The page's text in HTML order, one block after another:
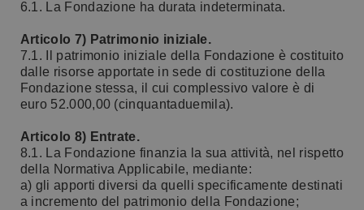
6.1. La Fondazione ha durata indeterminata.
Articolo 7) Patrimonio iniziale.
7.1. Il patrimonio iniziale della Fondazione è costituito
dalle risorse apportate in sede di costituzione della
Fondazione stessa, il cui complessivo valore è di
euro 52.000,00 (cinquantaduemila).
Articolo 8) Entrate.
8.1. La Fondazione finanzia la sua attività, nel rispetto
della Normativa Applicabile, mediante:
a) gli apporti diversi da quelli specificamente destinati
a incremento del patrimonio della Fondazione;